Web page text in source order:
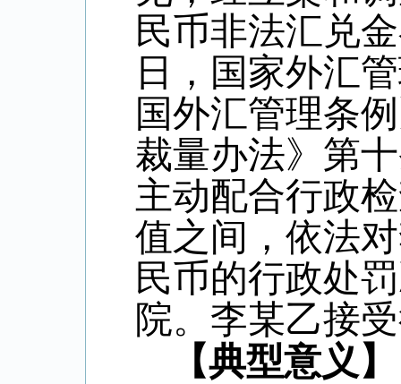
民币非法汇兑
日，国家外汇
国外汇管理条
裁量办法》第
主动配合行政
值之间，依法
民币的行政处
院。李某乙接
【典型意义】